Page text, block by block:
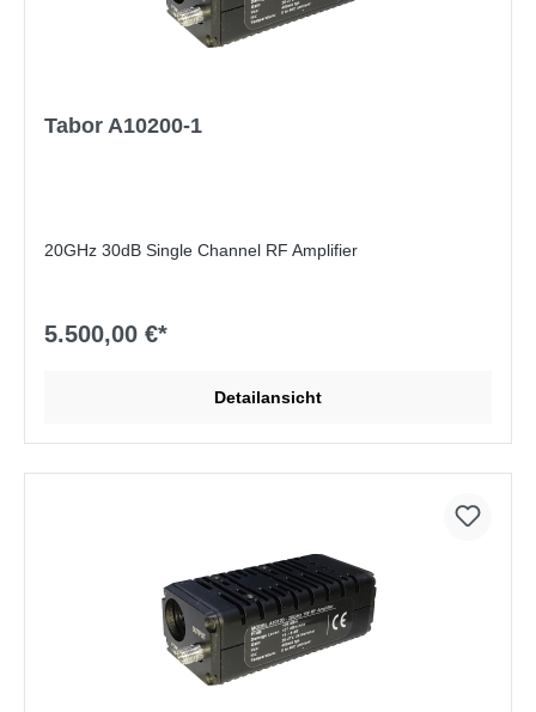
Tabor A10200-1
20GHz 30dB Single Channel RF Amplifier
5.500,00 €*
Detailansicht